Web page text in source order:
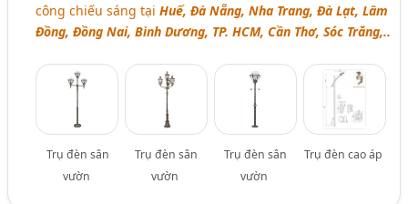
công chiếu sáng tạiHuế, Đà Nẵng, Nha Trang, Đà Lạt, Lâm
Đồng, Đồng Nai, Bình Dương, TP. HCM, Cần Thơ, Sóc Trăng,..
Trụ đèn sân
vườn
Trụ đèn sân
vườn
Trụ đèn sân
vườn
Trụ đèn cao áp